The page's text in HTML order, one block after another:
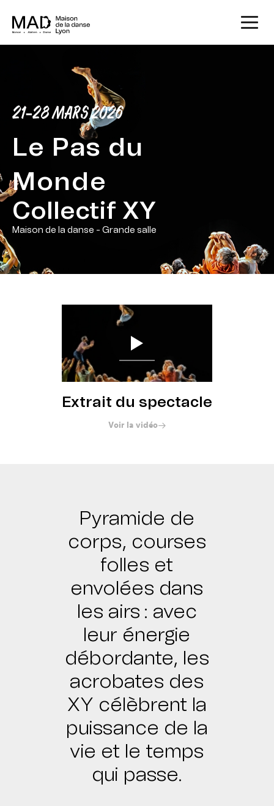
21-28 MARS 2026
Le Pas du
Monde
Collectif XY
Maison de la danse - Grande salle
Extrait du spectacle
Voir la vidéo
Pyramide de
corps, courses
folles et
envolées dans
les airs : avec
leur énergie
débordante, les
acrobates des
XY célèbrent la
puissance de la
vie et le temps
qui passe.